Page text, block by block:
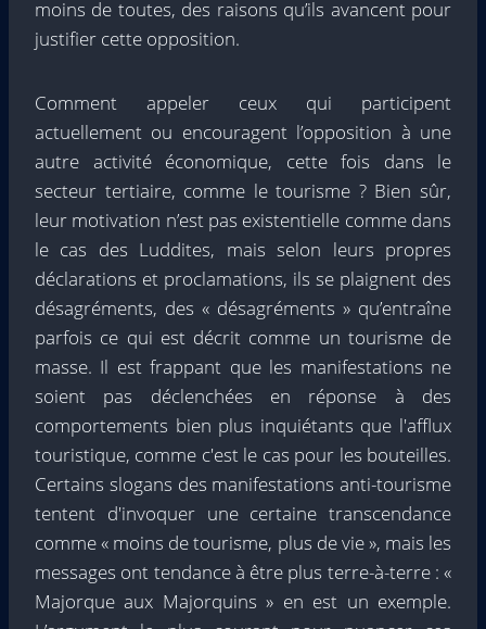
moins de toutes, des raisons qu’ils avancent pour
justifier cette opposition.
Comment appeler ceux qui participent
actuellement ou encouragent l’opposition à une
autre activité économique, cette fois dans le
secteur tertiaire, comme le tourisme ? Bien sûr,
leur motivation n’est pas existentielle comme dans
le cas des Luddites, mais selon leurs propres
déclarations et proclamations, ils se plaignent des
désagréments, des « désagréments » qu’entraîne
parfois ce qui est décrit comme un tourisme de
masse. Il est frappant que les manifestations ne
soient pas déclenchées en réponse à des
comportements bien plus inquiétants que l'afflux
touristique, comme c'est le cas pour les bouteilles.
Certains slogans des manifestations anti-tourisme
tentent d'invoquer une certaine transcendance
comme « moins de tourisme, plus de vie », mais les
messages ont tendance à être plus terre-à-terre : «
Majorque aux Majorquins » en est un exemple.